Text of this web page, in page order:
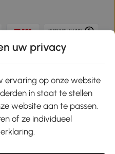
10% korting!
Play
uw privacy
ervaring op onze website
in staat te stellen
website aan te passen.
of ze individueel